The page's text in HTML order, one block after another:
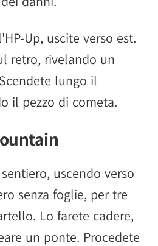
Up, uscite verso est.
retro, rivelando un
lungo il
il pezzo di cometa.
uscendo verso
senza foglie, per tre
Lo farete cadere,
un ponte. Procedete